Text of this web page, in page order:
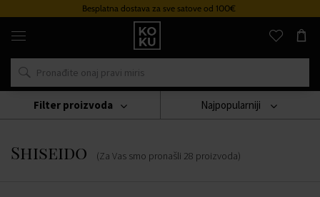
Besplatna dostava za sve satove od 100€
Originalni
parfemi
satovi
na
mjestu
Marke
Shiseido
Shiseido (Za Vas smo pronašli 28 proizvoda)
Najpopularniji
Filter proizvoda